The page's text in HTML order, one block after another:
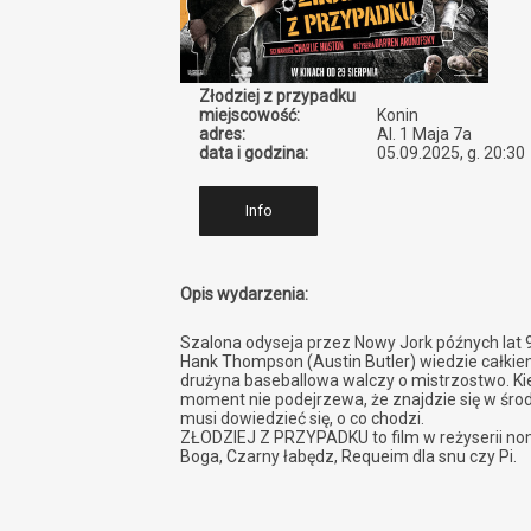
Złodziej z przypadku
miejscowość:
Konin
adres:
Al. 1 Maja 7a
data i godzina:
05.09.2025, g. 20:30
Info
Opis wydarzenia:
Szalona odyseja przez Nowy Jork późnych lat
Hank Thompson (Austin Butler) wiedzie
drużyna baseballowa walczy o mistrzostwo.
moment nie podejrzewa, że znajdzie się w
musi dowiedzieć się, o co chodzi.
ZŁODZIEJ Z PRZYPADKU to film w reżyserii
Boga, Czarny łabędz, Requeim dla snu czy Pi.